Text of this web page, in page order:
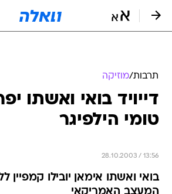
תרבות/מוזיקה
דייויד בואי ואשתו
טומי הילפיגר
28.10.2003 / 13:56
בואי ואשתו אימאן יובילו קמפיין